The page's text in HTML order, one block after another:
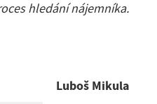
hledání nájemníka.
Luboš Mikula